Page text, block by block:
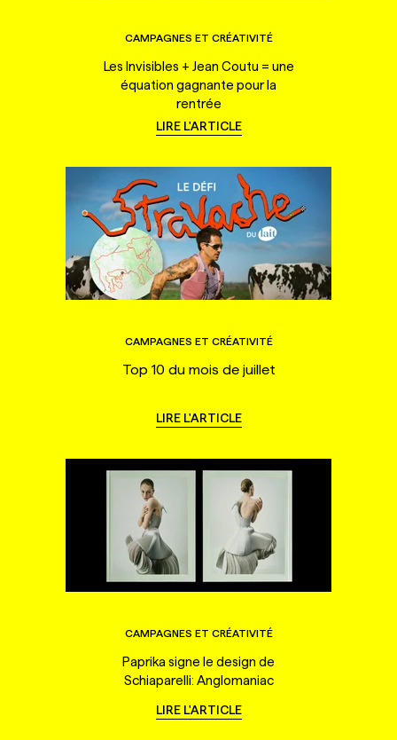
CAMPAGNES ET CRÉATIVITÉ
Les Invisibles + Jean Coutu = une
équation gagnante pour la
rentrée
LIRE L'ARTICLE
CAMPAGNES ET CRÉATIVITÉ
Top 10 du mois de juillet
LIRE L'ARTICLE
CAMPAGNES ET CRÉATIVITÉ
Paprika signe le design de
Schiaparelli: Anglomaniac
LIRE L'ARTICLE